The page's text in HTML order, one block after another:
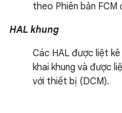
theo Phiên bản
HAL khung
Các HAL được liệt
khai khung và được
với thiết bị (DCM).